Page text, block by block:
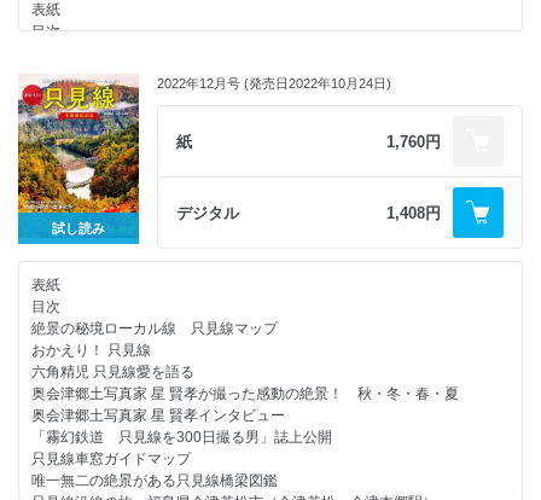
表紙
目次
踏切ってどうなっているの？
踏切の会社を特別取材！
全国おもしろ踏切大集合！
踏切のおもしろい鉄道
開業40周年！東北・上越新幹線
東北・山形・秋田新幹線
上越・北陸新幹線
JR東日本の新幹線図鑑
スマホで！親子でエンジョイ！鉄道写真
鉄道事業者別車両カタログJR東日本 特急・観光列車編
情報KING
奥付／鉄道児童書バックナンバー
試し読み
2022年12月号 (発売日2022年10月24日)
紙 1,760円
デジタル 1,408円
表紙
目次
絶景の秘境ローカル線 只見線マップ
おかえり！ 只見線
六角精児 只見線愛を語る
奥会津郷土写真家 星 賢孝が撮った感動の絶景！ 秋・冬・春・夏
奥会津郷土写真家 星 賢孝インタビュー
「霧幻鉄道 只見線を300日撮る男」誌上公開
只見線車窓ガイドマップ
唯一無二の絶景がある只見線橋梁図鑑